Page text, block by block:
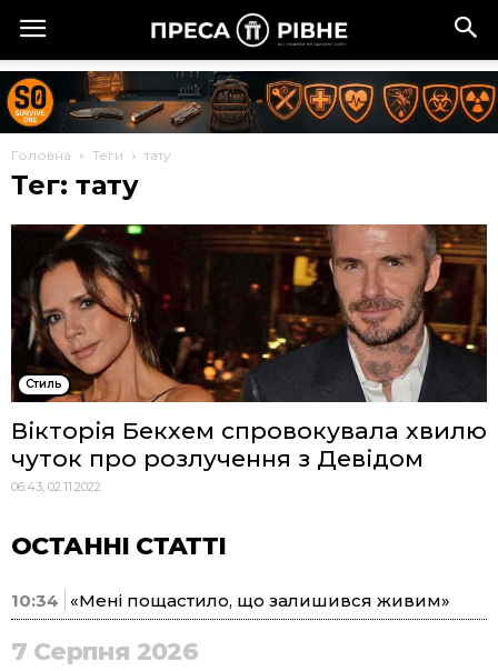
Головна Теги тату
Тег: тату
Стиль
Вікторія Бекхем спровокувала хвилю
чуток про розлучення з Девідом
06:43, 02.11.2022
ОСТАННІ СТАТТІ
10:34 «Мені пощастило, що залишився живим»
7 Серпня 2026